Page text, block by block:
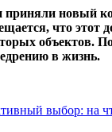
приняли новый
что этот
объектов.
в жизнь.
выбор: на